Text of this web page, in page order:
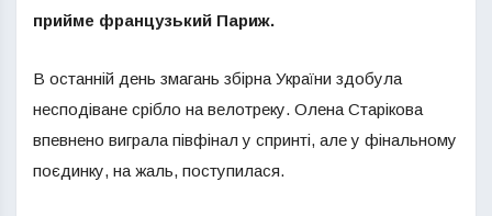
прийме французький Париж.
В останній день змагань збірна України здобула
несподіване срібло на велотреку. Олена Старікова
впевнено виграла півфінал у спринті, але у фінальному
поєдинку, на жаль, поступилася.